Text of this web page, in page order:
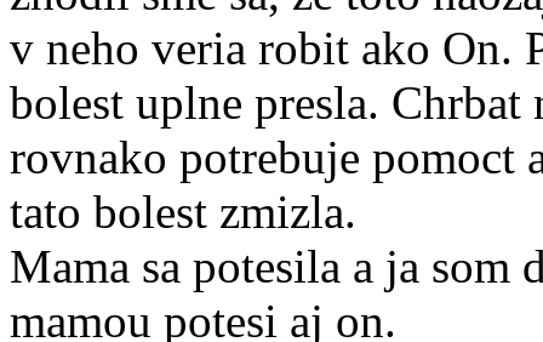
v neho veria robit ako On.
bolest uplne presla.
rovnako potrebuje pomoct
tato bolest zmizla.
Mama sa potesila a ja som
mamou potesi aj on.